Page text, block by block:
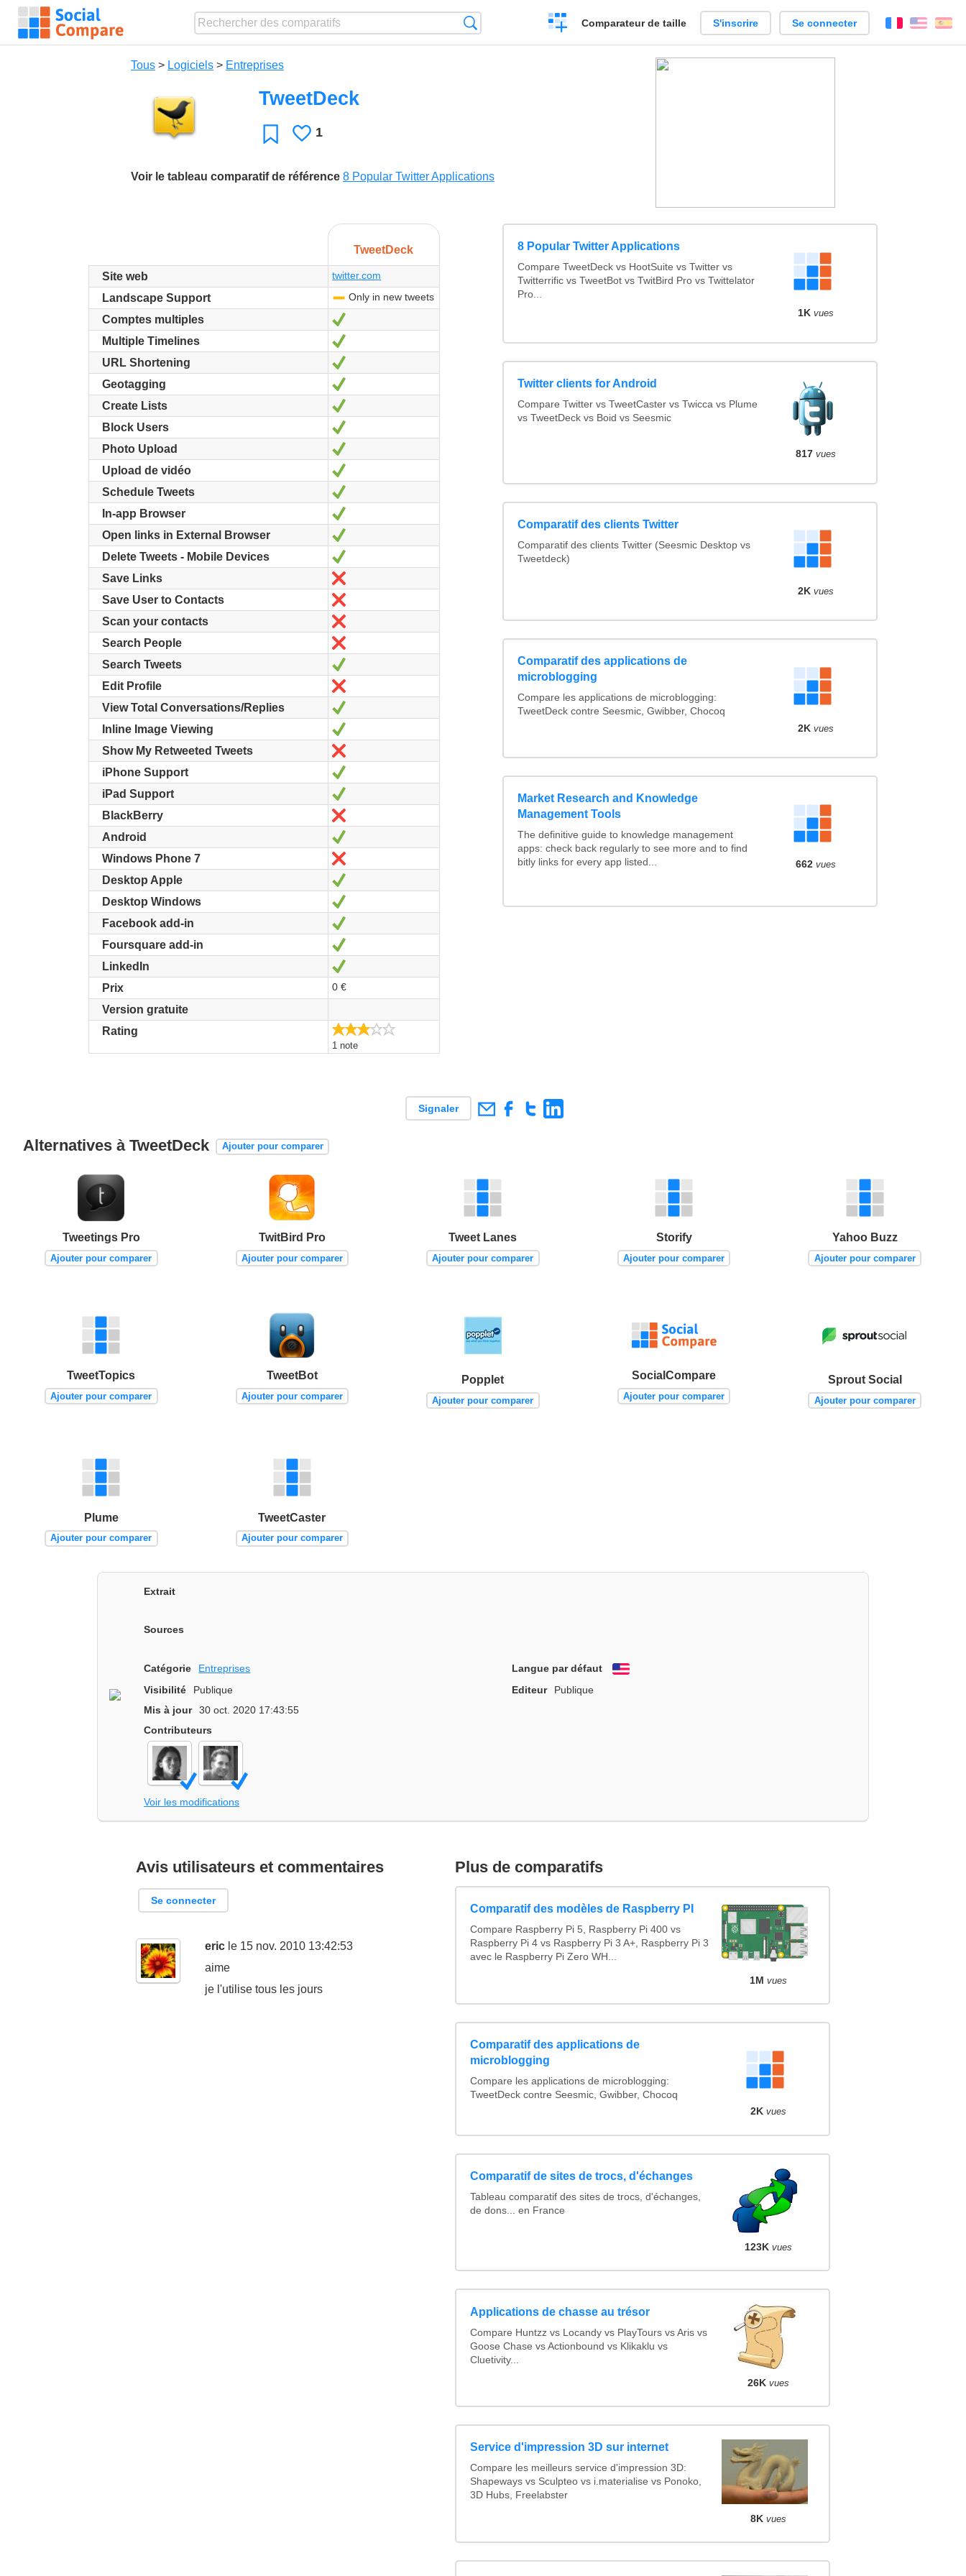
Créer
un
Comparateur de taille S'inscrire Se connecter FrançaisEnglish
Tous > Logiciels > Entreprises
TweetDeck
Favori J'aime
1
Voir le tableau comparatif de référence 8 Popular Twitter Applications
TweetDeck
Site web twitter.com
Landscape Support -Only in new tweets
Comptes multiples
Multiple Timelines
URL Shortening
Geotagging
Create Lists
Block Users
Photo Upload
Upload de vidéo
Schedule Tweets
In-app Browser
Open links in External Browser
Delete Tweets - Mobile Devices
Save Links
Save User to Contacts
Scan your contacts
Search People
Search Tweets
Edit Profile
View Total Conversations/Replies
Inline Image Viewing
Show My Retweeted Tweets
iPhone Support
iPad Support
BlackBerry
Android
Windows Phone 7
Desktop Apple
Desktop Windows
Facebook add-in
Foursquare add-in
LinkedIn
Prix 0 €
Version gratuite
Rating
1 note
8 Popular Twitter Applications
Compare TweetDeck vs HootSuite vs Twitter vs
Twitterrific vs TweetBot vs TwitBird Pro vs Twittelator
Pro...
1K vues
Twitter clients for Android
Compare Twitter vs TweetCaster vs Twicca vs Plume
vs TweetDeck vs Boid vs Seesmic
817 vues
Comparatif des clients Twitter
Comparatif des clients Twitter (Seesmic Desktop vs
Tweetdeck)
2K vues
Comparatif des applications de
microblogging
Compare les applications de microblogging:
TweetDeck contre Seesmic, Gwibber, Chocoq
2K vues
Market Research and Knowledge
Management Tools
The definitive guide to knowledge management
apps: check back regularly to see more and to find
bitly links for every app listed...
662 vues
Signaler
Alternatives à TweetDeck Ajouter pour comparer
Tweetings Pro
Ajouter pour comparer
TwitBird Pro
Ajouter pour comparer
Tweet Lanes
Ajouter pour comparer
Storify
Ajouter pour comparer
Yahoo Buzz
Ajouter pour comparer
TweetTopics
Ajouter pour comparer
TweetBot
Ajouter pour comparer
Popplet
Ajouter pour comparer
SocialCompare
Ajouter pour comparer
Sprout Social
Ajouter pour comparer
Plume
Ajouter pour comparer
TweetCaster
Ajouter pour comparer
Extrait
Sources
Catégorie Entreprises Langue par défaut
English
Visibilité
Publique Editeur
Publique
Mis à jour
30 oct. 2020 17:43:55
Contributeurs
Voir les modifications
Avis utilisateurs et commentaires
Se connecter
ericle 15 nov. 2010 13:42:53
aime
je l'utilise tous les jours
Plus de comparatifs
Comparatif des modèles de Raspberry PI
Compare Raspberry Pi 5, Raspberry Pi 400 vs
Raspberry Pi 4 vs Raspberry Pi 3 A+, Raspberry Pi 3
avec le Raspberry Pi Zero WH...
1M vues
Comparatif des applications de
microblogging
Compare les applications de microblogging:
TweetDeck contre Seesmic, Gwibber, Chocoq
2K vues
Comparatif de sites de trocs, d'échanges
Tableau comparatif des sites de trocs, d'échanges,
de dons... en France
123K vues
Applications de chasse au trésor
Compare Huntzz vs Locandy vs PlayTours vs Aris vs
Goose Chase vs Actionbound vs Klikaklu vs
Cluetivity...
26K vues
Service d'impression 3D sur internet
Compare les meilleurs service d'impression 3D:
Shapeways vs Sculpteo vs i.materialise vs Ponoko,
3D Hubs, Freelabster
8K vues